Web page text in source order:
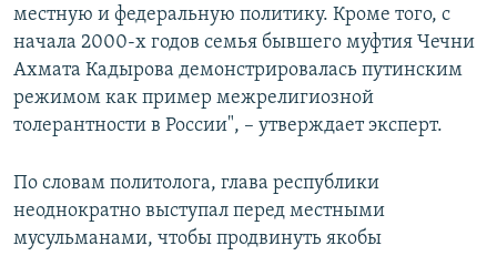
местную и федеральную политику. Кроме того, с
начала 2000-х годов семья бывшего муфтия Чечни
Ахмата Кадырова демонстрировалась путинским
режимом как пример межрелигиозной
толерантности в России", – утверждает эксперт.
По словам политолога, глава республики
неоднократно выступал перед местными
мусульманами, чтобы продвинуть якобы